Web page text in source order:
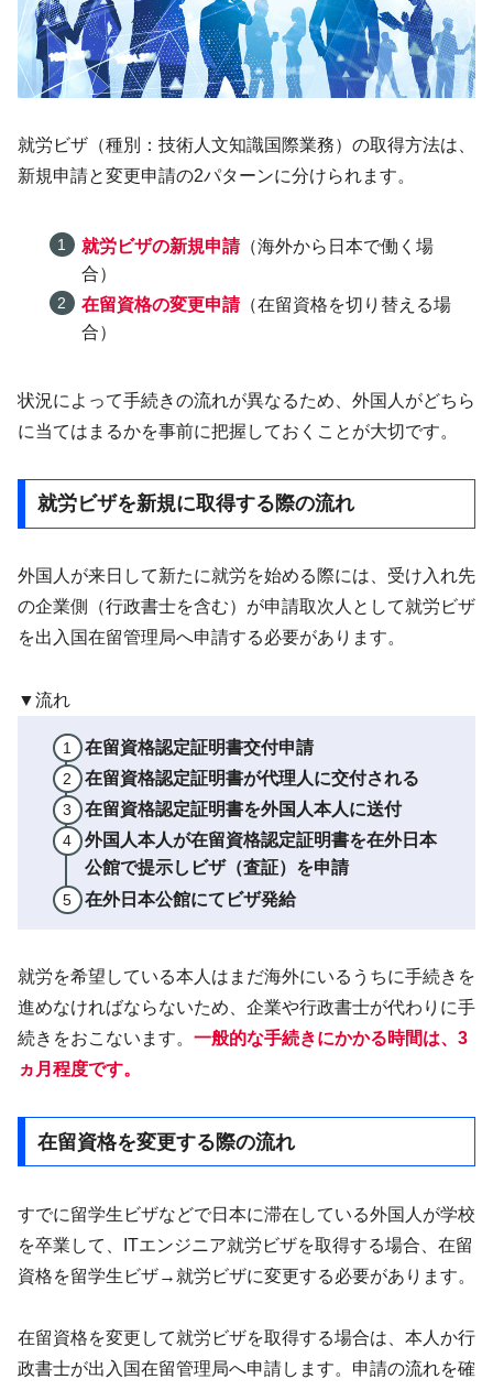
就労ビザ（種別：技術人文知識国際業務）の取得方法は、
新規申請と変更申請の2パターンに分けられます。
就労ビザの新規申請（海外から日本で働く場
合）
在留資格の変更申請（在留資格を切り替える場
合）
状況によって手続きの流れが異なるため、外国人がどちら
に当てはまるかを事前に把握しておくことが大切です。
就労ビザを新規に取得する際の流れ
外国人が来日して新たに就労を始める際には、受け入れ先
の企業側（行政書士を含む）が申請取次人として就労ビザ
を出入国在留管理局へ申請する必要があります。
▼流れ
在留資格認定証明書交付申請
在留資格認定証明書が代理人に交付される
在留資格認定証明書を外国人本人に送付
外国人本人が在留資格認定証明書を在外日本
公館で提示しビザ（査証）を申請
在外日本公館にてビザ発給
就労を希望している本人はまだ海外にいるうちに手続きを
進めなければならないため、企業や行政書士が代わりに手
続きをおこないます。 一般的な手続きにかかる時間は、3
ヵ月程度です。
在留資格を変更する際の流れ
すでに留学生ビザなどで日本に滞在している外国人が学校
を卒業して、ITエンジニア就労ビザを取得する場合、在留
資格を留学生ビザ→就労ビザに変更する必要があります。
在留資格を変更して就労ビザを取得する場合は、本人か行
政書士が出入国在留管理局へ申請します。申請の流れを確